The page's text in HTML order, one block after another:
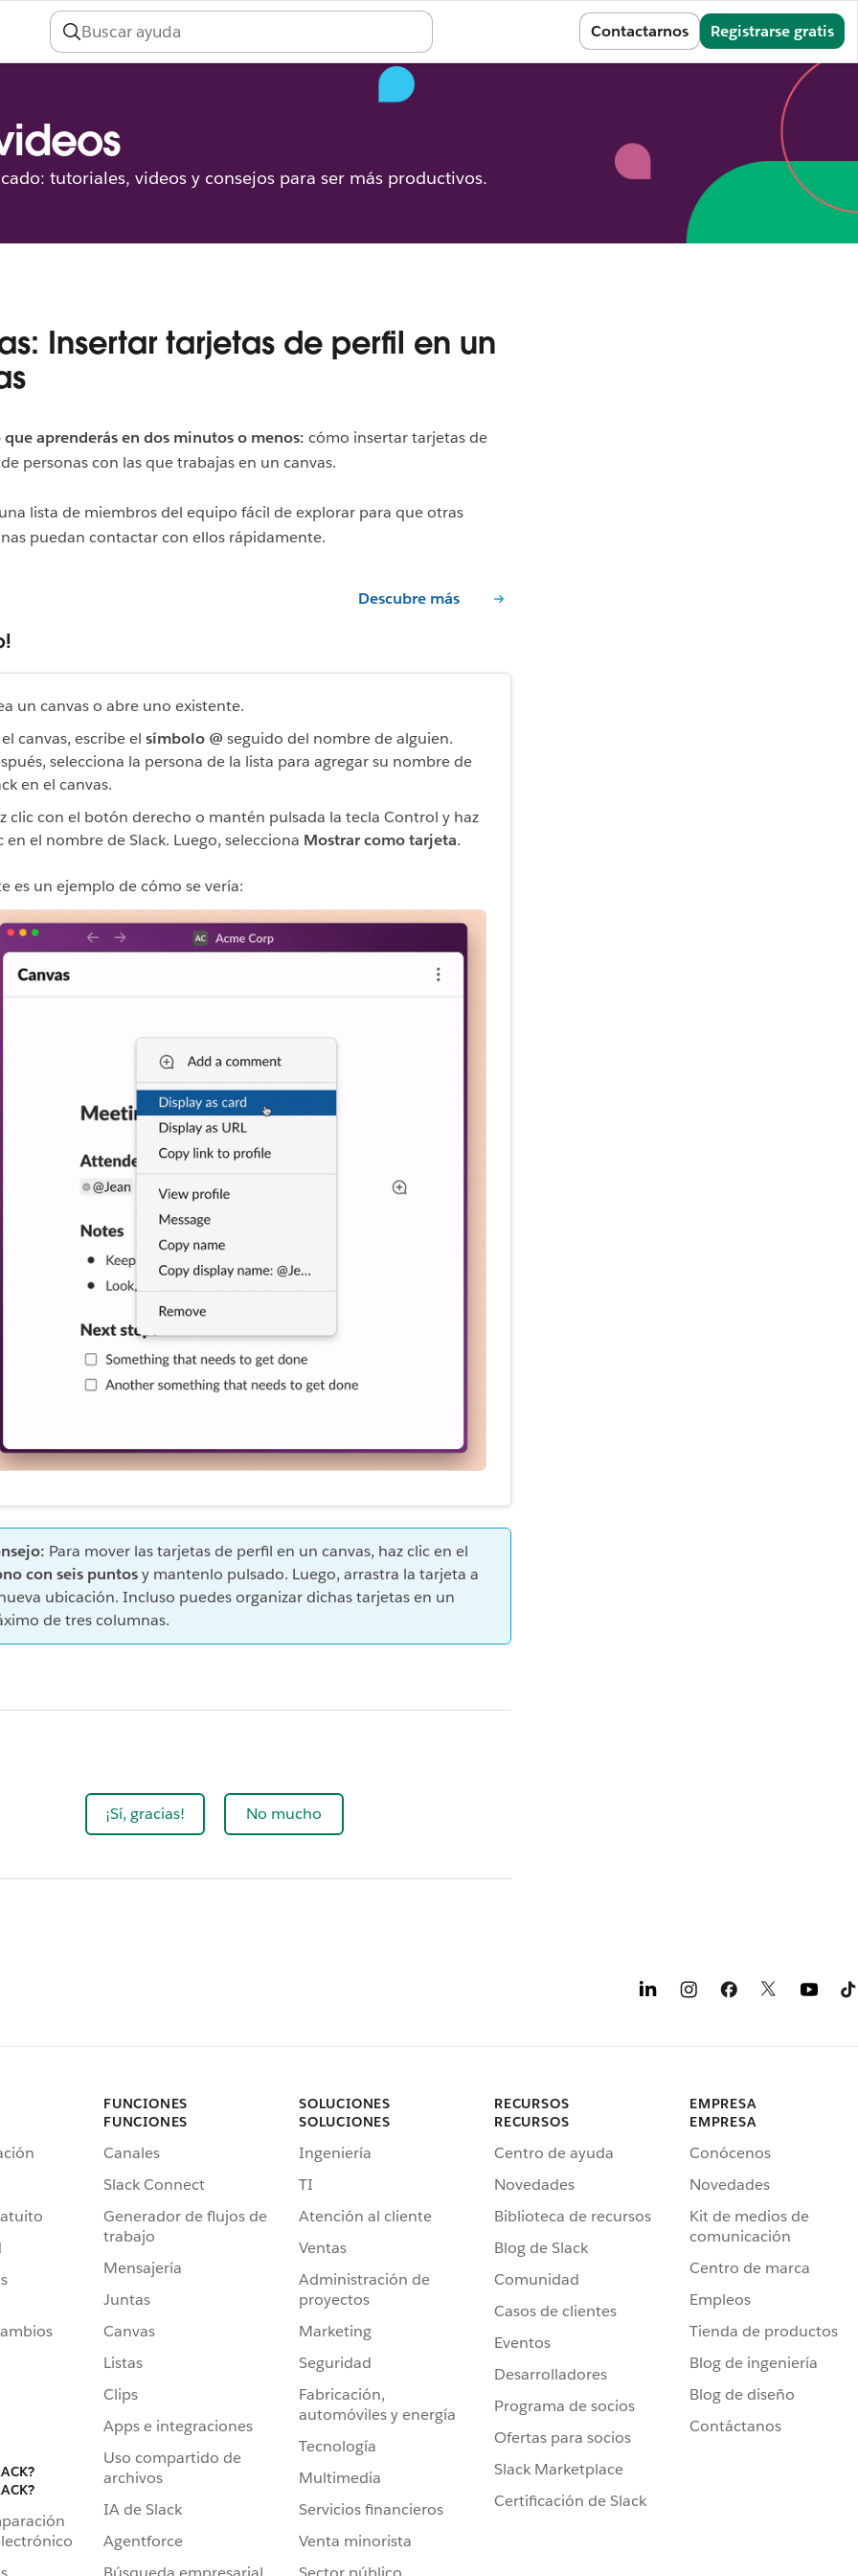
Contactarnos Registrarse gratis
tutoriales, videos y consejos para ser más productivos.
Insertar tarjetas de perfil en un
que aprenderás en dos minutos o menos: cómo insertar tarjetas de
personas con las que trabajas en un canvas.
lista de miembros del equipo fácil de explorar para que otras
puedan contactar con ellos rápidamente.
Descubre más
un canvas o abre uno existente.
canvas, escribe el símbolo @ seguido del nombre de alguien.
selecciona la persona de la lista para agregar su nombre de
en el canvas.
clic con el botón derecho o mantén pulsada la tecla Control y haz
en el nombre de Slack. Luego, selecciona Mostrar como tarjeta.
es un ejemplo de cómo se vería:
Para mover las tarjetas de perfil en un canvas, haz clic en el
con seis puntosy mantenlo pulsado. Luego, arrastra la tarjeta a
ubicación. Incluso puedes organizar dichas tarjetas en un
de tres columnas.
¡Sí, gracias! No mucho
FUNCIONES
FUNCIONES
Canales
Slack Connect
Generador de flujos de
trabajo
Mensajería
Juntas
Canvas
Listas
Clips
Apps e integraciones
Uso compartido de
archivos
IA de Slack
Agentforce
SOLUCIONES
SOLUCIONES
Ingeniería
TI
Atención al cliente
Ventas
Administración de
proyectos
Marketing
Seguridad
Fabricación,
automóviles y energía
Tecnología
Multimedia
Servicios financieros
Venta minorista
RECURSOS
RECURSOS
Centro de ayuda
Novedades
Biblioteca de recursos
Blog de Slack
Comunidad
Casos de clientes
Eventos
Desarrolladores
Programa de socios
Ofertas para socios
Slack Marketplace
Certificación de Slack
EMPRESA
EMPRESA
Conócenos
Novedades
Kit de medios de
comunicación
Centro de marca
Empleos
Tienda de productos
Blog de ingeniería
Blog de diseño
Contáctanos